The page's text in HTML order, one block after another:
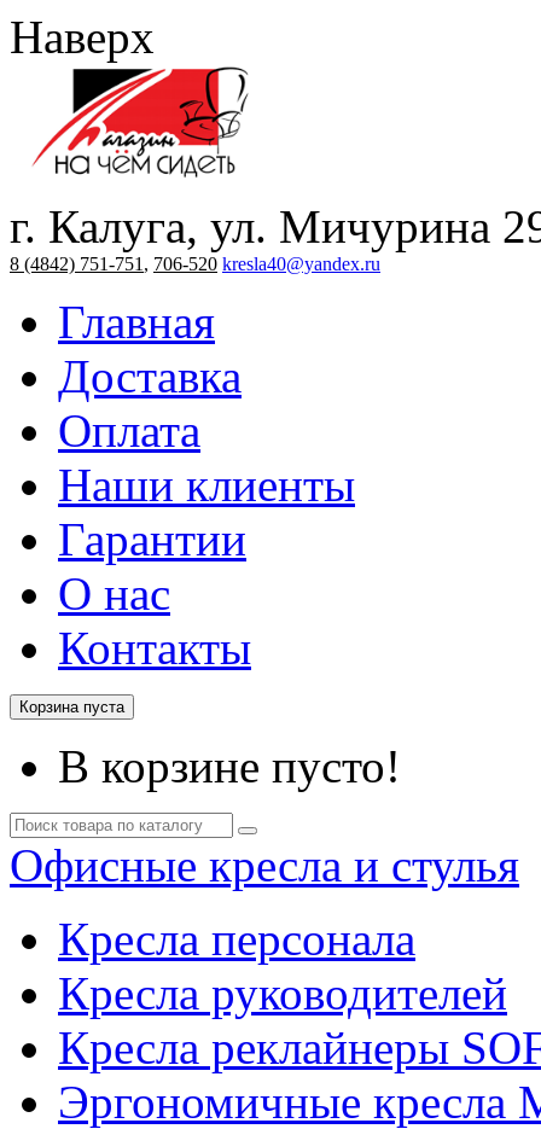
Наверх
г. Калуга, ул. Мичурина
8 (4842) 751-751 , 706-520 kresla40@yandex.ru
Главная
Доставка
Оплата
Наши клиенты
Гарантии
О нас
Контакты
Корзина пуста
В корзине пусто!
Офисные кресла и стулья
Кресла персонала
Кресла руководителей
Кресла реклайнеры
Эргономичные